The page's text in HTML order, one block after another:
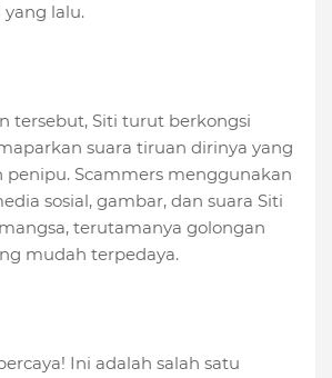
yang lalu.
tersebut, Siti turut berkongsi
suara tiruan dirinya yang
penipu. Scammers menggunakan
sosial, gambar, dan suara Siti
terutamanya golongan
mudah terpedaya.
Ini adalah salah satu